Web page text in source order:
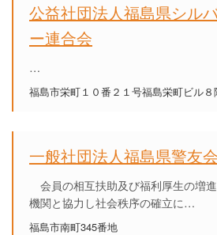
公益社団法人福島県シル
ー連合会
…
福島市栄町１０番２１号福島栄町ビル８
一般社団法人福島県警友会
会員の相互扶助及び福利厚生の増
機関と協力し社会秩序の確立に…
福島市南町345番地